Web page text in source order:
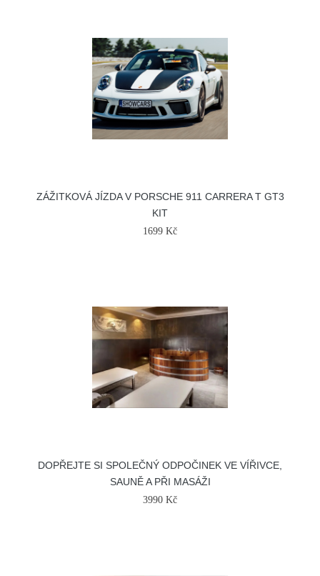
ZÁŽITKOVÁ JÍZDA V PORSCHE 911 CARRERA T GT3
KIT
1699 Kč
DOPŘEJTE SI SPOLEČNÝ ODPOČINEK VE VÍŘIVCE,
SAUNĚ A PŘI MASÁŽI
3990 Kč